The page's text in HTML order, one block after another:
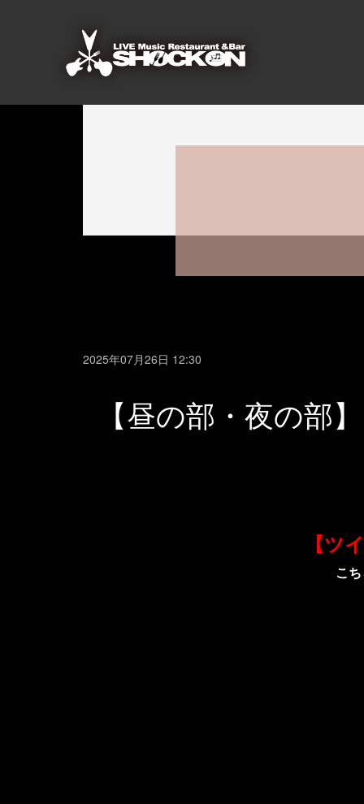
2025年07月26日 12:30
【昼の部・夜の部
【ツ
こ